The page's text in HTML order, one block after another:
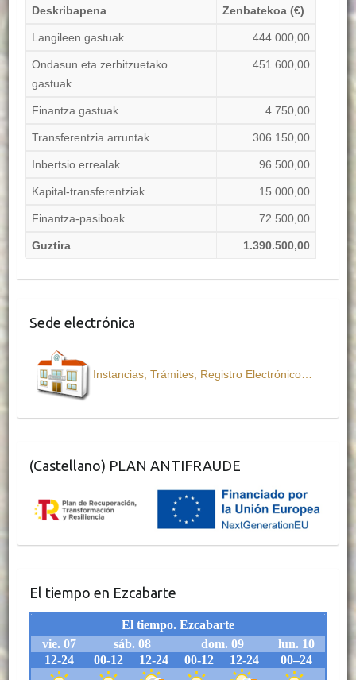
Deskribapena Zenbatekoa (€)
Langileen gastuak 444.000,00
Ondasun eta zerbitzuetako
gastuak
451.600,00
Finantza gastuak 4.750,00
Transferentzia arruntak 306.150,00
Inbertsio errealak 96.500,00
Kapital-transferentziak 15.000,00
Finantza-pasiboak 72.500,00
Guztira 1.390.500,00
Sede electrónica
Instancias, Trámites, Registro Electrónico…
(Castellano) PLAN ANTIFRAUDE
El tiempo en Ezcabarte